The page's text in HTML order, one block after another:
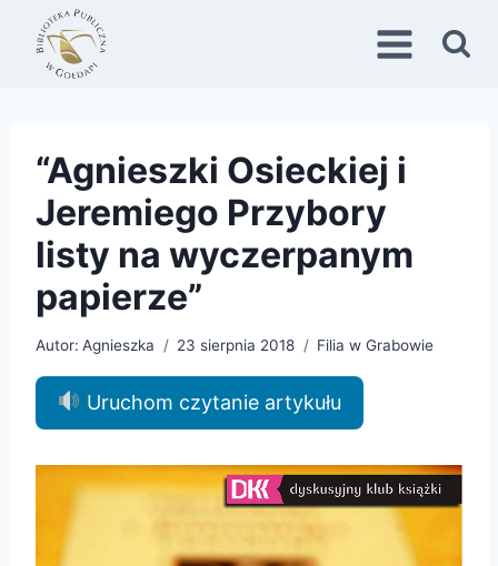
Przejdź
treści
“Agnieszki Osieckiej i
Jeremiego Przybory
listy na wyczerpanym
papierze”
Autor: Agnieszka 23 sierpnia 2018 Filia w Grabowie
Uruchom czytanie artykułu